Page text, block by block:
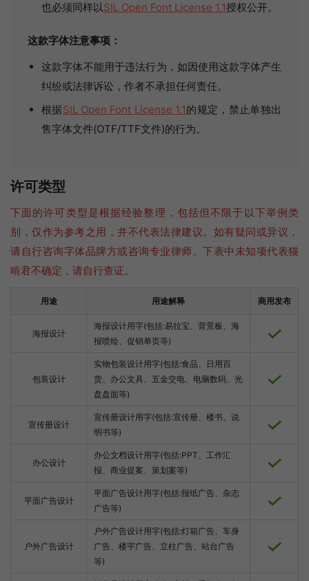
也必须同样以SIL Open Font License 1.1授权公开。
这款字体注意事项：
这款字体不能用于违法行为，如因使用这款字体产生
纠纷或法律诉讼，作者不承担任何责任。
根据SIL Open Font License 1.1的规定，禁止单独出
售字体文件(OTF/TTF文件)的行为。
许可类型
下面的许可类型是根据经验整理，包括但不限于以下举例类
别，仅作为参考之用，并不代表法律建议。如有疑问或异议，
请自行咨询字体品牌方或咨询专业律师。下表中未知项代表猫
啃君不确定，请自行查证。
用途 用途解释 商用发布
海报设计
海报设计用字(包括:易拉宝、背景板、海
报喷绘、促销单页等)
包装设计
实物包装设计用字(包括:食品、日用百
货、办公文具、五金交电、电脑数码、光
盘盘面等)
宣传册设计
宣传册设计用字(包括:宣传册、楼书、说
明书等)
办公设计
办公文档设计用字(包括:PPT、工作汇
报、商业提案、策划案等)
平面广告设计
平面广告设计用字(包括:报纸广告、杂志
广告等)
户外广告设计
户外广告设计用字(包括:灯箱广告、车身
广告、楼宇广告、立柱广告、站台广告
等)